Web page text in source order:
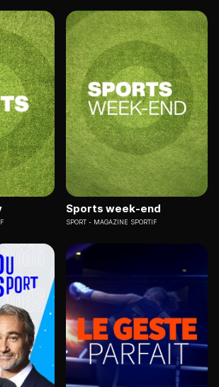
Sports week-end
SPORT MAGAZINE SPORTIF